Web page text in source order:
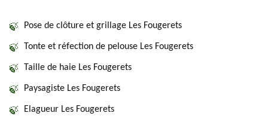
Pose de clôture et grillage Les Fougerets
Tonte et réfection de pelouse Les Fougerets
Taille de haie Les Fougerets
Paysagiste Les Fougerets
Elagueur Les Fougerets